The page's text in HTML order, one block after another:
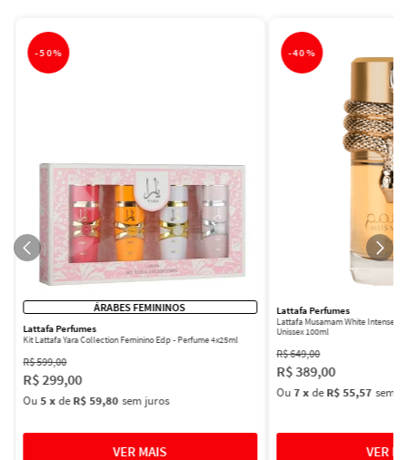
-50%
ÁRABES FEMININOS
Lattafa Perfumes
Kit Lattafa Yara Collection Feminino Edp - Perfume 4x25ml
R$599,00
R$299,00
Ou5 xdeR$ 59,80 sem juros
-40%
Lattafa Perfumes
Lattafa Musamam White Intense
Unissex 100ml
R$649,00
R$389,00
Ou7xdeR$ 55,57 sem